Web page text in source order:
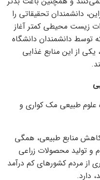
دانشمندان تحقیقاتی را
زیست محیطی کمتر آغاز
توسط دانشمندان دانشگاه
از این منابع غذایی
علوم طبیعی مک کواری و
منابع طبیعی، همگی
و تولید محصولات زراعی
از مردم کشورهای کم درآمد
دارد.